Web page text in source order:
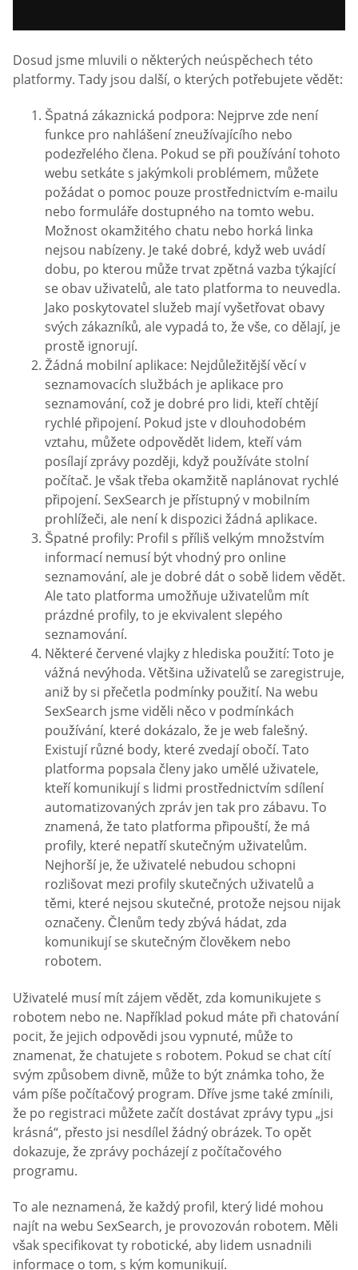
Dosud jsme mluvili o některých neúspěchech této
platformy. Tady jsou další, o kterých potřebujete vědět:
Špatná zákaznická podpora: Nejprve zde není
funkce pro nahlášení zneužívajícího nebo
podezřelého člena. Pokud se při používání tohoto
webu setkáte s jakýmkoli problémem, můžete
požádat o pomoc pouze prostřednictvím e-mailu
nebo formuláře dostupného na tomto webu.
Možnost okamžitého chatu nebo horká linka
nejsou nabízeny. Je také dobré, když web uvádí
dobu, po kterou může trvat zpětná vazba týkající
se obav uživatelů, ale tato platforma to neuvedla.
Jako poskytovatel služeb mají vyšetřovat obavy
svých zákazníků, ale vypadá to, že vše, co dělají, je
prostě ignorují.
Žádná mobilní aplikace: Nejdůležitější věcí v
seznamovacích službách je aplikace pro
seznamování, což je dobré pro lidi, kteří chtějí
rychlé připojení. Pokud jste v dlouhodobém
vztahu, můžete odpovědět lidem, kteří vám
posílají zprávy později, když používáte stolní
počítač. Je však třeba okamžitě naplánovat rychlé
připojení. SexSearch je přístupný v mobilním
prohlížeči, ale není k dispozici žádná aplikace.
Špatné profily: Profil s příliš velkým množstvím
informací nemusí být vhodný pro online
seznamování, ale je dobré dát o sobě lidem vědět.
Ale tato platforma umožňuje uživatelům mít
prázdné profily, to je ekvivalent slepého
seznamování.
Některé červené vlajky z hlediska použití: Toto je
vážná nevýhoda. Většina uživatelů se zaregistruje,
aniž by si přečetla podmínky použití. Na webu
SexSearch jsme viděli něco v podmínkách
používání, které dokázalo, že je web falešný.
Existují různé body, které zvedají obočí. Tato
platforma popsala členy jako umělé uživatele,
kteří komunikují s lidmi prostřednictvím sdílení
automatizovaných zpráv jen tak pro zábavu. To
znamená, že tato platforma připouští, že má
profily, které nepatří skutečným uživatelům.
Nejhorší je, že uživatelé nebudou schopni
rozlišovat mezi profily skutečných uživatelů a
těmi, které nejsou skutečné, protože nejsou nijak
označeny. Členům tedy zbývá hádat, zda
komunikují se skutečným člověkem nebo
robotem.
Uživatelé musí mít zájem vědět, zda komunikujete s
robotem nebo ne. Například pokud máte při chatování
pocit, že jejich odpovědi jsou vypnuté, může to
znamenat, že chatujete s robotem. Pokud se chat cítí
svým způsobem divně, může to být známka toho, že
vám píše počítačový program. Dříve jsme také zmínili,
že po registraci můžete začít dostávat zprávy typu „jsi
krásná“, přesto jsi nesdílel žádný obrázek. To opět
dokazuje, že zprávy pocházejí z počítačového
programu.
To ale neznamená, že každý profil, který lidé mohou
najít na webu SexSearch, je provozován robotem. Měli
však specifikovat ty robotické, aby lidem usnadnili
informace o tom, s kým komunikují.